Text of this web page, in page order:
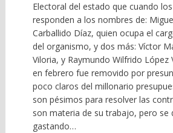
Electoral del estado que cuando
responden a los nombres de:
Carballido Díaz, quien ocupa el
del organismo, y dos más: Víctor
Viloria, y Raymundo Wilfrido López
en febrero fue removido por
poco claros del millonario
son pésimos para resolver las
son materia de su trabajo, pero se
gastando…